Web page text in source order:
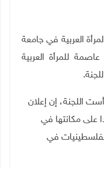
لجنة المرأة العربية في جامعة
عاصمة للمرأة العربية
اللجنة، إن إعلان
على مكانتها في
في